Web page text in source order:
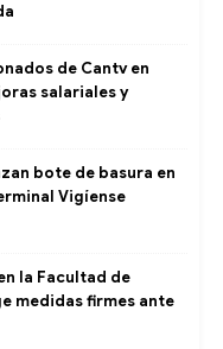
de Cantv en
salariales y
bote de basura en
Vigíense
la Facultad de
medidas firmes ante